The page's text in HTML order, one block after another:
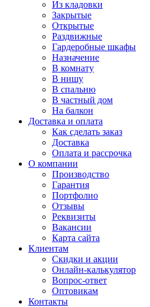
Из кладовки
Закрытые
Открытые
Раздвижные
Гардеробные шкафы
Назначение
В комнату
В нишу
В спальню
В частный дом
На балкон
Доставка и оплата
Как сделать заказ
Доставка
Оплата и рассрочка
О компании
Производство
Гарантия
Портфолио
Отзывы
Реквизиты
Вакансии
Карта сайта
Клиентам
Скидки и акции
Онлайн-калькулятор
Вопрос-ответ
Оптовикам
Контакты